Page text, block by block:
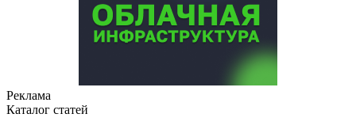
Реклама
Каталог статей